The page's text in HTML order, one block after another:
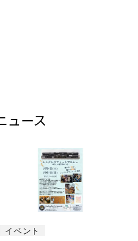
ュース
イベント